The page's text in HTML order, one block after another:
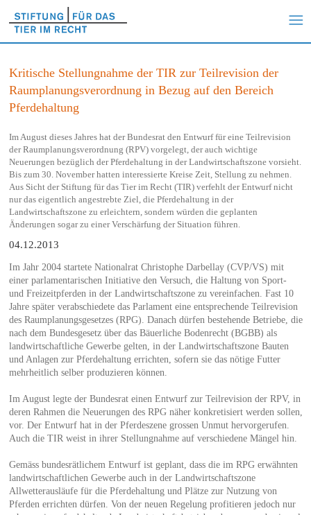
Kritische Stellungnahme der TIR zur Teilrevision der
Raumplanungsverordnung in Bezug auf den Bereich
Pferdehaltung
Im August dieses Jahres hat der Bundesrat den Entwurf für eine Teilrevision
der Raumplanungsverordnung (RPV) vorgelegt, der auch wichtige
Neuerungen bezüglich der Pferdehaltung in der Landwirtschaftszone vorsieht.
Bis zum 30. November hatten interessierte Kreise Zeit, Stellung zu nehmen.
Aus Sicht der Stiftung für das Tier im Recht (TIR) verfehlt der Entwurf nicht
nur das eigentlich angestrebte Ziel, die Pferdehaltung in der
Landwirtschaftszone zu erleichtern, sondern würden die geplanten
Änderungen sogar zu einer Verschärfung der Situation führen.
04.12.2013
Im Jahr 2004 startete Nationalrat Christophe Darbellay (CVP/VS) mit
einer parlamentarischen Initiative den Versuch, die Haltung von Sport-
und Freizeitpferden in der Landwirtschaftszone zu vereinfachen. Fast 10
Jahre später verabschiedete das Parlament eine entsprechende Teilrevision
des Raumplanungsgesetzes (RPG). Danach dürfen bestehende Betriebe, die
nach dem Bundesgesetz über das Bäuerliche Bodenrecht (BGBB) als
landwirtschaftliche Gewerbe gelten, in der Landwirtschaftszone Bauten
und Anlagen zur Pferdehaltung errichten, sofern sie das nötige Futter
mehrheitlich selber produzieren können.
Im August legte der Bundesrat einen Entwurf zur Teilrevision der RPV, in
deren Rahmen die Neuerungen des RPG näher konkretisiert werden sollen,
vor. Der Entwurf hat in der Pferdeszene grossen Unmut hervorgerufen.
Auch die TIR weist in ihrer Stellungnahme auf verschiedene Mängel hin.
Gemäss bundesrätlichem Entwurf ist geplant, dass die im RPG erwähnten
landwirtschaftlichen Gewerbe auch in der Landwirtschaftszone
Allwetterausläufe für die Pferdehaltung und Plätze zur Nutzung von
Pferden errichten dürfen. Von der neuen Regelung profitieren jedoch nur